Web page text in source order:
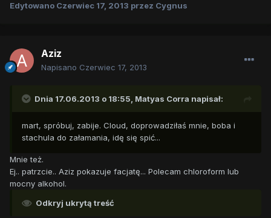
Edytowano Czerwiec 17, 2013 przez Cygnus
Aziz
Napisano Czerwiec 17, 2013
Dnia 17.06.2013 o 18:55, Matyas Corra napisał:
mart, spróbuj, zabije. Cloud, doprowadziłaś mnie, boba i
stachula do załamania, idę się spić...
Mnie też.
Ej.. patrzcie.. Aziz pokazuje facjatę... Polecam chloroform lub
mocny alkohol.
Odkryj ukrytą treść